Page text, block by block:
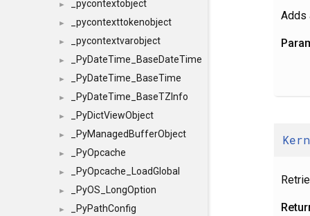
► _pycontextobject
► _pycontexttokenobject
► _pycontextvarobject
► _PyDateTime_BaseDateTime
► _PyDateTime_BaseTime
► _PyDateTime_BaseTZInfo
► _PyDictViewObject
► _PyManagedBufferObject
► _PyOpcache
► _PyOpcache_LoadGlobal
► _PyOS_LongOption
► _PyPathConfig